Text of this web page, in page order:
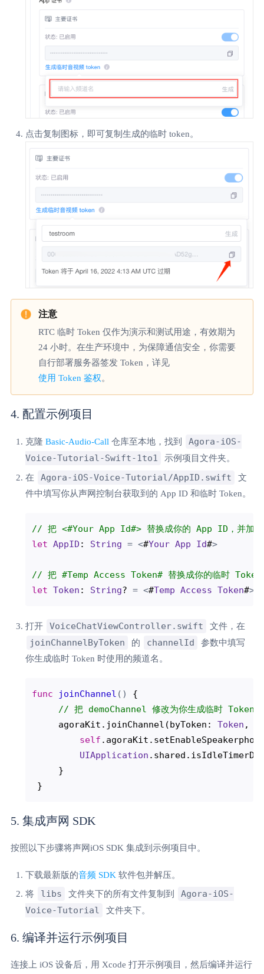
点击复制图标，即可复制生成的临时 token。
RTC 临时 Token 仅作为演示和测试用途，有效期为
24 小时。在生产环境中，为保障通信安全，你需要
自行部署服务器签发 Token，详见
使用 Token 鉴权。
4. 配置示例项目
克隆 Basic-Audio-Call 仓库至本地，找到
Agora-iOS-
Voice-Tutorial-Swift-1to1
示例项目文件夹。
在 Agora-iOS-Voice-Tutorial/AppID.swift
文
件中填写你从声网控制台获取到的 App ID 和临时 Token。
// 把 <#Your App Id#> 替换成你的 App ID，并加
let AppID : String = <#Your App Id#>
// 把 #Temp Access Token# 替换成你的临时
let Token : String? = <#Temp Access Token#>
打开 VoiceChatViewController.swift 文件，在
joinChannelByToken 的 channelId
参数中填写
你生成临时 Token 时使用的频道名。
func joinChannel ()
{
// 把 demoChannel 修改为你生成临时 Token
     agoraKit.joinChannel(byToken:
Token ,
self
UIApplication
     }
}
5. 集成声网 SDK
按照以下步骤将声网iOS SDK 集成到示例项目中。
下载最新版的音频 SDK 软件包并解压。
将
libs 文件夹下的所有文件复制到
Agora-iOS-
Voice-Tutorial
文件夹下。
6. 编译并运行示例项目
连接上 iOS 设备后，用 Xcode 打开示例项目，然后编译并运行